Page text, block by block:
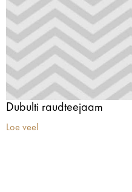
Dubulti raudteejaam
Loe veel